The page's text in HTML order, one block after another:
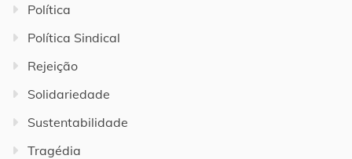
Política
Política Sindical
Rejeição
Solidariedade
Sustentabilidade
Tragédia